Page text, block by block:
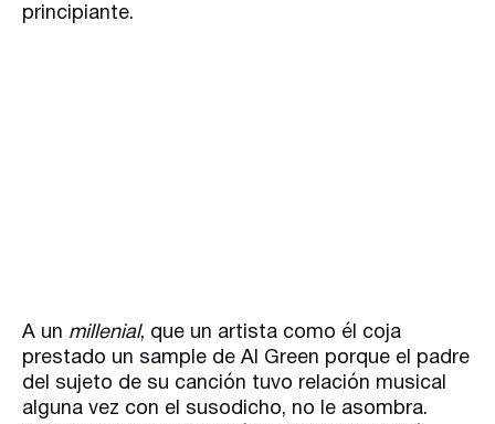
principiante.
A un millenial, que un artista como él coja
prestado un sample de Al Green porque el padre
del sujeto de su canción tuvo relación musical
alguna vez con el susodicho, no le asombra.